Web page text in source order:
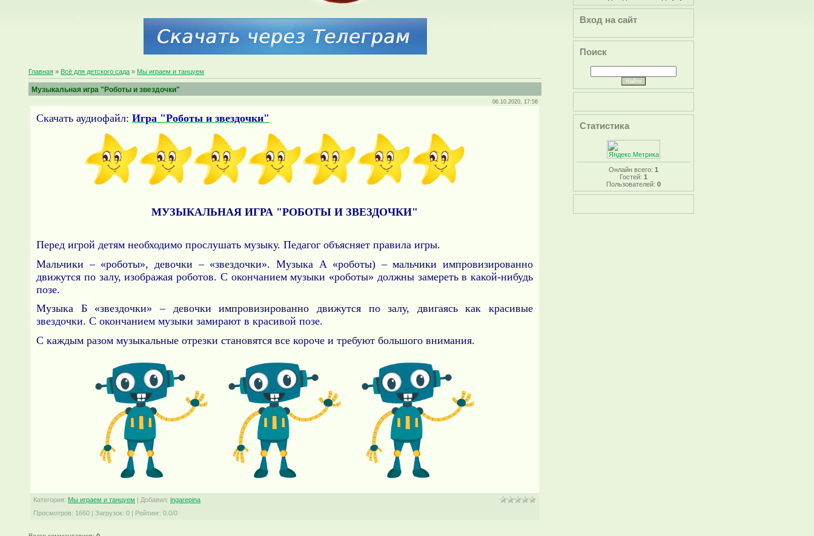
Главная » Всё для детского сада » Мы играем и танцуем
Музыкальная игра "Роботы и звездочки"
06.10.2020, 17:56
Скачать аудиофайл:Игра "Роботы и звездочки"
МУЗЫКАЛЬНАЯ ИГРА "РОБОТЫ И ЗВЕЗДОЧКИ"
Перед игрой детям необходимо прослушать музыку. Педагог объясняет правила игры.
Мальчики – «роботы», девочки – «звездочки». Музыка А «роботы) – мальчики импровизированно
движутся по залу, изображая роботов. С окончанием музыки «роботы» должны замереть в какой-нибудь
позе.
Музыка Б «звездочки» – девочки импровизированно движутся по залу, двигаясь как красивые
звездочки. С окончанием музыки замирают в красивой позе.
С каждым разом музыкальные отрезки становятся все короче и требуют большого внимания.
Категория: Мы играем и танцуем | Добавил: ingarepina
Просмотров: 1660 |Загрузок: 0 | Рейтинг: 0.0/0
Вход на сайт
Поиск
Статистика
Онлайн всего: 1
Гостей: 1
Пользователей: 0